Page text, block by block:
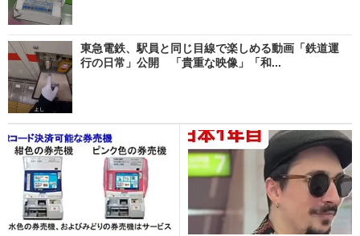
東急電鉄、駅員と同じ目線で楽しめる動画「鉄道運
行の日常」公開 「貴重な映像」「和...